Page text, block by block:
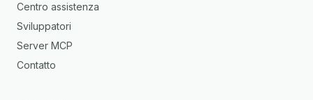
Centro assistenza
Sviluppatori
Server MCP
Contatto